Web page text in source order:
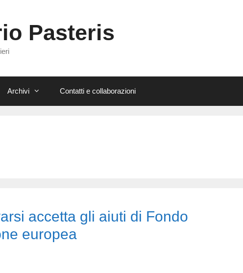
Pasteris
Archivi Contatti e collaborazioni
accetta gli aiuti di Fondo
europea